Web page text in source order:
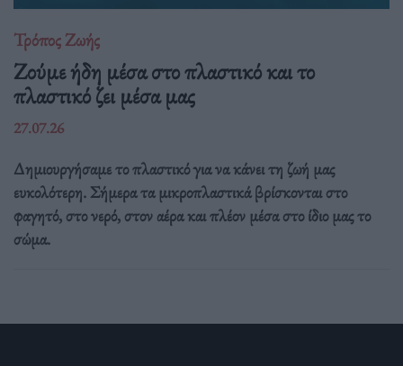
Τρόπος Ζωής
Ζούμε ήδη μέσα στο πλαστικό και το
πλαστικό ζει μέσα μας
27.07.26
Δημιουργήσαμε το πλαστικό για να κάνει τη ζωή μας
ευκολότερη. Σήμερα τα μικροπλαστικά βρίσκονται στο
φαγητό, στο νερό, στον αέρα και πλέον μέσα στο ίδιο μας το
σώμα.